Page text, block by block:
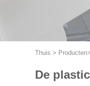
Thuis > Producten>
De